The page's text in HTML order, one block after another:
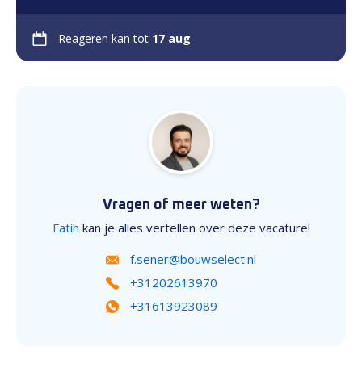
Reageren kan tot 17 aug
Vragen of meer weten?
Fatih kan je alles vertellen over deze vacature!
f.sener@bouwselect.nl
+31202613970
+31613923089